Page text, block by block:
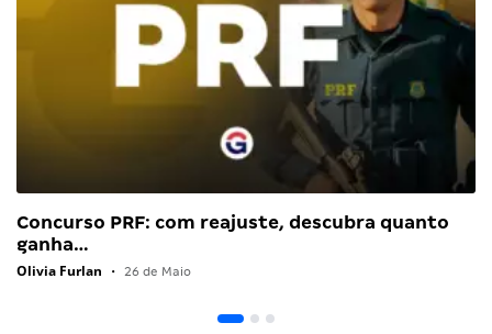
Concurso PRF: com reajuste, descubra quanto
ganha…
Olivia Furlan • 26 de Maio